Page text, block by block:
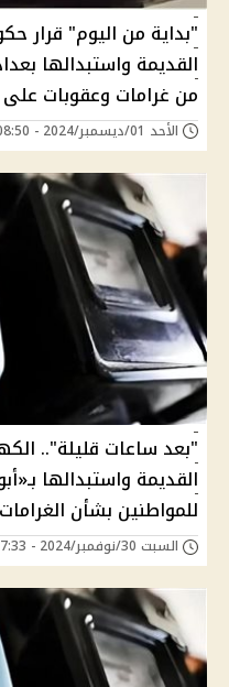
"بداية من اليوم" قرار
القديمة واستبدالها
من غرامات وعقوبات
الأحد 01/ديسمبر/2024 - 08:50 م
"بعد ساعات قليلة"..
القديمة واستبدالها
للمواطنين بشأن
السبت 30/نوفمبر/2024 - 07:33 م